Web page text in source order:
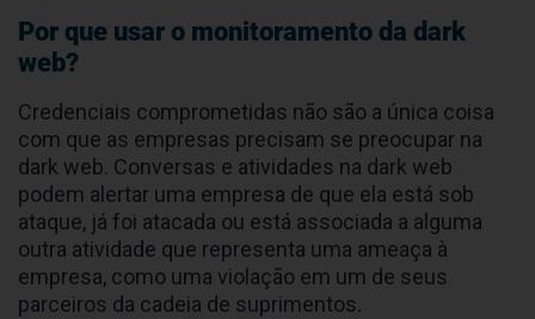
Por que usar o monitoramento da dark
web?
Credenciais comprometidas não são a única coisa
com que as empresas precisam se preocupar na
dark web. Conversas e atividades na dark web
podem alertar uma empresa de que ela está sob
ataque, já foi atacada ou está associada a alguma
outra atividade que representa uma ameaça à
empresa, como uma violação em um de seus
parceiros da cadeia de suprimentos.